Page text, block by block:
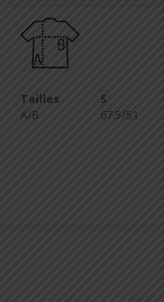
Tailles S
A/B
67.5/51